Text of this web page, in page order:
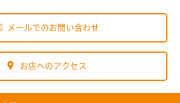
メールでのお問い合わせ
お店へのアクセス